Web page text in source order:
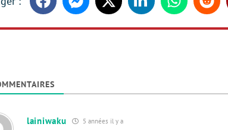
FacebookMessengerTwitter LinkedinWhatsapp
lainiwaku 5 années il y a